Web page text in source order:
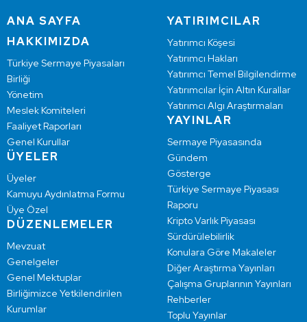
ANA SAYFA
HAKKIMIZDA
Türkiye Sermaye Piyasaları
Birliği
Yönetim
Meslek Komiteleri
Faaliyet Raporları
Genel Kurullar
ÜYELER
Üyeler
Kamuyu Aydınlatma Formu
Üye Özel
DÜZENLEMELER
Mevzuat
Genelgeler
Genel Mektuplar
Birliğimizce Yetkilendirilen
Kurumlar
YATIRIMCILAR
Yatırımcı Köşesi
Yatırımcı Hakları
Yatırımcı Temel Bilgilendirme
Yatırımcılar İçin Altın Kurallar
Yatırımcı Algı Araştırmaları
YAYINLAR
Sermaye Piyasasında
Gündem
Gösterge
Türkiye Sermaye Piyasası
Raporu
Kripto Varlık Piyasası
Sürdürülebilirlik
Konulara Göre Makaleler
Diğer Araştırma Yayınları
Çalışma Gruplarının Yayınları
Rehberler
Toplu Yayınlar